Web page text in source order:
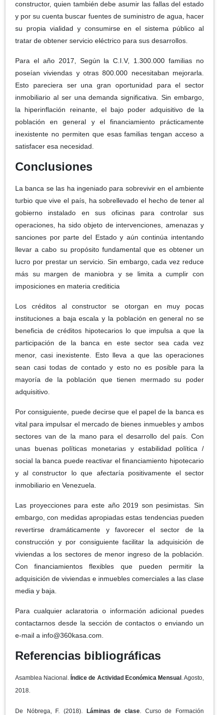
constructor, quien también debe asumir las fallas del estado
y por su cuenta buscar fuentes de suministro de agua, hacer
su propia vialidad y consumirse en el sistema público al
tratar de obtener servicio eléctrico para sus desarrollos.
Para el año 2017, Según la C.I.V, 1.300.000 familias no
poseían viviendas y otras 800.000 necesitaban mejorarla.
Esto pareciera ser una gran oportunidad para el sector
inmobiliario al ser una demanda significativa. Sin embargo,
la hiperinflación reinante, el bajo poder adquisitivo de la
población en general y el financiamiento prácticamente
inexistente no permiten que esas familias tengan acceso a
satisfacer esa necesidad.
Conclusiones
La banca se las ha ingeniado para sobrevivir en el ambiente
turbio que vive el país, ha sobrellevado el hecho de tener al
gobierno instalado en sus oficinas para controlar sus
operaciones, ha sido objeto de intervenciones, amenazas y
sanciones por parte del Estado y aún continúa intentando
llevar a cabo su propósito fundamental que es obtener un
lucro por prestar un servicio. Sin embargo, cada vez reduce
más su margen de maniobra y se limita a cumplir con
imposiciones en materia crediticia
Los créditos al constructor se otorgan en muy pocas
instituciones a baja escala y la población en general no se
beneficia de créditos hipotecarios lo que impulsa a que la
participación de la banca en este sector sea cada vez
menor, casi inexistente. Esto lleva a que las operaciones
sean casi todas de contado y esto no es posible para la
mayoría de la población que tienen mermado su poder
adquisitivo.
Por consiguiente, puede decirse que el papel de la banca es
vital para impulsar el mercado de bienes inmuebles y ambos
sectores van de la mano para el desarrollo del país. Con
unas buenas políticas monetarias y estabilidad política /
social la banca puede reactivar el financiamiento hipotecario
y al constructor lo que afectaría positivamente el sector
inmobiliario en Venezuela.
Las proyecciones para este año 2019 son pesimistas. Sin
embargo, con medidas apropiadas estas tendencias pueden
revertirse dramáticamente y favorecer el sector de la
construcción y por consiguiente facilitar la adquisición de
viviendas a los sectores de menor ingreso de la población.
Con financiamientos flexibles que pueden permitir la
adquisición de viviendas e inmuebles comerciales a las clase
media y baja.
Para cualquier aclaratoria o información adicional puedes
contactarnos desde la sección de contactos o enviando un
e-mail a info@360kasa.com.
Referencias bibliográficas
Asamblea Nacional.Índice de Actividad Económica Mensual. Agosto,
2018.
De Nóbrega, F. (2018). Láminas de clase . Curso de Formación